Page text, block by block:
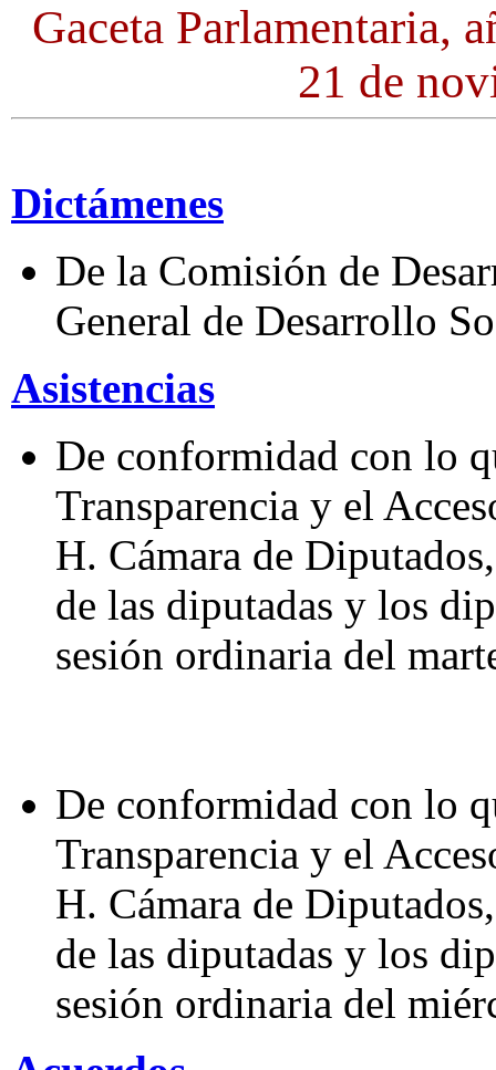
Gaceta Parlamentaria,
21 de
Dictámenes
De la Comisión de
General de Desarrollo
Asistencias
De conformidad con lo
Transparencia y el
H. Cámara de
de las diputadas y los
sesión ordinaria del
De conformidad con lo
Transparencia y el
H. Cámara de
de las diputadas y los
sesión ordinaria del